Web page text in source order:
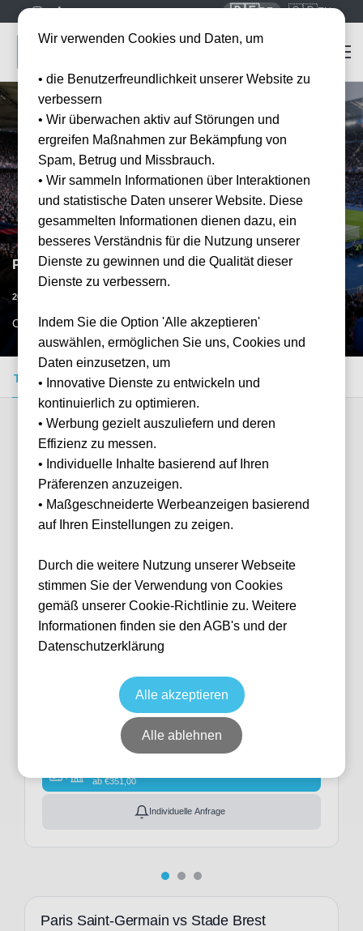
🇩🇪DE 🇬🇧EN
Paris Saint-Germain vs Stade Brest
20.02.2027
CDG, FR
Tickets kaufen Event-Info FAQ
Verfügbare Kategorien (3)
Longside Middle/Lower - Up to 2
Ligue 1
15:00
10 verfügbar
Frankreich
Parc des Princes
+
ab€351,00
Individuelle Anfrage
Paris Saint-Germain vs Stade Brest
Wir verwenden Cookies und Daten, um
• die Benutzerfreundlichkeit unserer Website zu
verbessern
• Wir überwachen aktiv auf Störungen und
ergreifen Maßnahmen zur Bekämpfung von
Spam, Betrug und Missbrauch.
• Wir sammeln Informationen über Interaktionen
und statistische Daten unserer Website. Diese
gesammelten Informationen dienen dazu, ein
besseres Verständnis für die Nutzung unserer
Dienste zu gewinnen und die Qualität dieser
Dienste zu verbessern.
Indem Sie die Option 'Alle akzeptieren'
auswählen, ermöglichen Sie uns, Cookies und
Daten einzusetzen, um
• Innovative Dienste zu entwickeln und
kontinuierlich zu optimieren.
• Werbung gezielt auszuliefern und deren
Effizienz zu messen.
• Individuelle Inhalte basierend auf Ihren
Präferenzen anzuzeigen.
• Maßgeschneiderte Werbeanzeigen basierend
auf Ihren Einstellungen zu zeigen.
Durch die weitere Nutzung unserer Webseite
stimmen Sie der Verwendung von Cookies
gemäß unserer Cookie-Richtlinie zu. Weitere
Informationen finden sie den AGB's und der
Datenschutzerklärung
Alle akzeptieren
Alle ablehnen